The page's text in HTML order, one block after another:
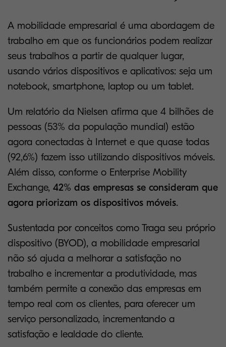
A mobilidade empresarial é uma abordagem de
trabalho em que os funcionários podem realizar
seus trabalhos a partir de qualquer lugar,
usando vários dispositivos e aplicativos: seja um
notebook, smartphone, laptop ou um tablet.
Um relatório da Nielsen afirma que 4 bilhões de
pessoas (53% da população mundial) estão
agora conectadas à Internet e que quase todas
(92,6%) fazem isso utilizando dispositivos móveis.
Além disso, conforme o Enterprise Mobility
Exchange, 42% das empresas se consideram que
agora priorizam os dispositivos móveis.
Sustentada por conceitos como Traga seu próprio
dispositivo (BYOD), a mobilidade empresarial
não só ajuda a melhorar a satisfação no
trabalho e incrementar a produtividade, mas
também permite a conexão das empresas em
tempo real com os clientes, para oferecer um
serviço personalizado, incrementando a
satisfação e lealdade do cliente.